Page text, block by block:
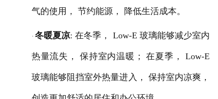
气的使用， 节约能源， 降低生活成本。
· 冬暖夏凉: 在冬季， Low-E 玻璃能够减少室内
热量流失， 保持室内温暖； 在夏季， Low-E
玻璃能够阻挡室外热量进入， 保持室内凉爽，